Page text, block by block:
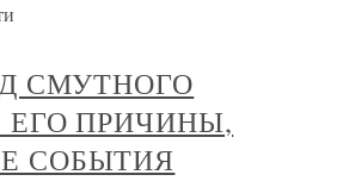
СМУТНОГО
ПРИЧИНЫ,
СОБЫТИЯ